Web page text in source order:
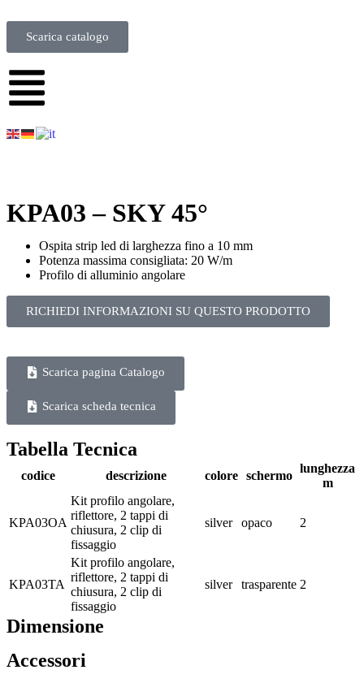
Scarica catalogo
KPA03 – SKY 45°
Ospita strip led di larghezza fino a 10 mm
Potenza massima consigliata: 20 W/m
Profilo di alluminio angolare
RICHIEDI INFORMAZIONI SU QUESTO PRODOTTO
Scarica pagina Catalogo
Scarica scheda tecnica
Tabella Tecnica
codice descrizione colore schermo
lunghezza
m
KPA03OA
Kit profilo angolare,
riflettore, 2 tappi di
chiusura, 2 clip di
fissaggio
silver opaco 2
KPA03TA
Kit profilo angolare,
riflettore, 2 tappi di
chiusura, 2 clip di
fissaggio
silver trasparente 2
Dimensione
Accessori